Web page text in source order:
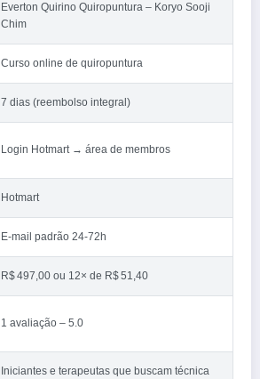
Everton Quirino Quiropuntura – Koryo Sooji
Chim
Curso online de quiropuntura
7 dias (reembolso integral)
Login Hotmart → área de membros
Hotmart
E‑mail padrão 24‑72h
R$ 497,00 ou 12× de R$ 51,40
1 avaliação – 5.0
Iniciantes e terapeutas que buscam técnica